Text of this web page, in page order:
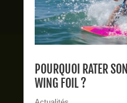
POURQUOI RATER
WING FOIL ?